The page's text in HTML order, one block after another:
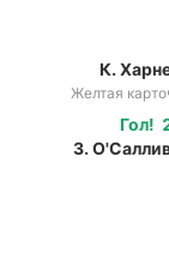
К.
Желтая
Гол!
З.